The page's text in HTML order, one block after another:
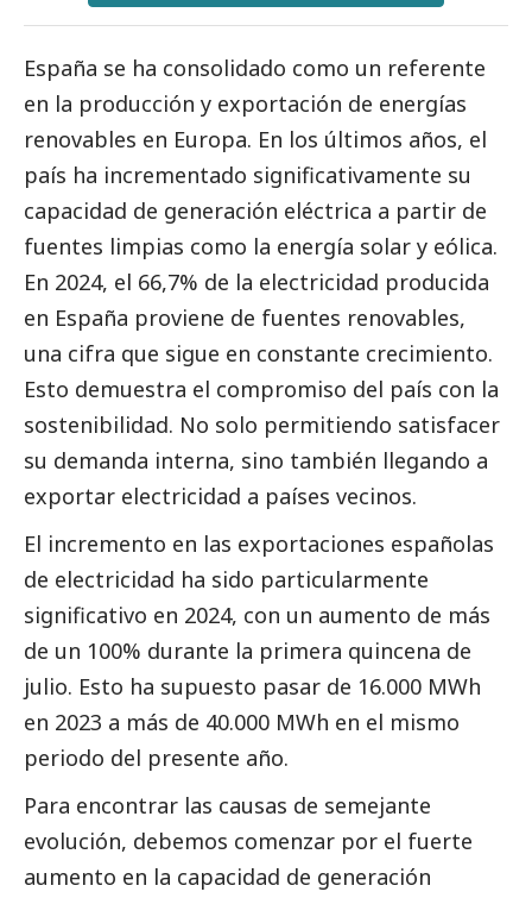
España se ha consolidado como un referente
en la producción y exportación de energías
renovables en Europa. En los últimos años, el
país ha incrementado significativamente su
capacidad de generación eléctrica a partir de
fuentes limpias como la energía solar y eólica.
En 2024, el 66,7% de la electricidad producida
en España proviene de fuentes renovables,
una cifra que sigue en constante crecimiento.
Esto demuestra el compromiso del país con la
sostenibilidad. No solo permitiendo satisfacer
su demanda interna, sino también llegando a
exportar electricidad a países vecinos.
El incremento en las exportaciones españolas
de electricidad ha sido particularmente
significativo en 2024, con un aumento de más
de un 100% durante la primera quincena de
julio. Esto ha supuesto pasar de 16.000 MWh
en 2023 a más de 40.000 MWh en el mismo
periodo del presente año.
Para encontrar las causas de semejante
evolución, debemos comenzar por el fuerte
aumento en la capacidad de generación